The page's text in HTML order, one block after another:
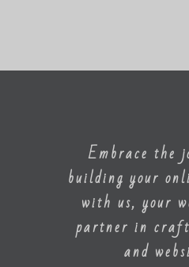
Embrace the
building your
with us, your
partner in
and